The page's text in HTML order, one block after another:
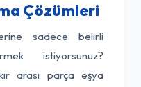
Çözümleri
sadece belirli
istiyorsunuz?
arası parça eşya